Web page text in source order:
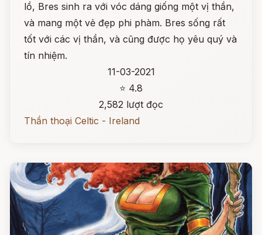
lồ, Bres sinh ra với vóc dáng giống một vị thần,
và mang một vẻ đẹp phi phàm. Bres sống rất
tốt với các vị thần, và cũng được họ yêu quý và
tín nhiệm.
11-03-2021
⭐ 4.8
2,582 lượt đọc
Thần thoại Celtic - Ireland